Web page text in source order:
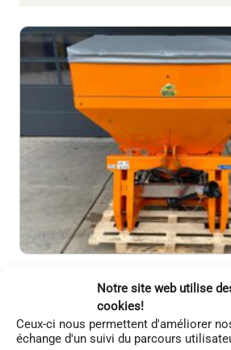
Notre site web utilise
cookies!
Ceux-ci nous permettent d'améliorer
échange d'un suivi du parcours
Semoir à sel RAUCH